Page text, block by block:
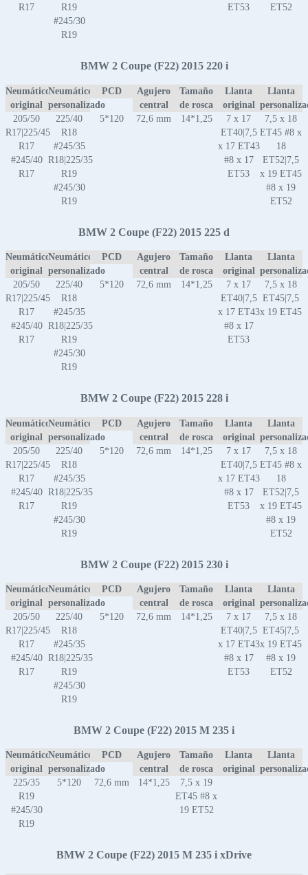
R17
R19
#245/30
R19
ET53
ET52
BMW 2 Coupe (F22) 2015 220 i
Neumático
original
Neumático
personalizado
PCD
Agujero
central
Tamaño
de rosca
Llanta
original
Llanta
205/50
R17|225/45
R17
#245/40
R17
225/40
R18
#245/35
R18|225/35
R19
#245/30
R19
5*120 72,6 mm 14*1,25
7 x 17
ET40|7,5
x 17 ET43
#8 x 17
ET53
7,5 x 18
ET45 #8 x
18
ET52|7,5
x 19 ET45
#8 x 19
ET52
BMW 2 Coupe (F22) 2015 225 d
Neumático
original
Neumático
personalizado
PCD
Agujero
central
Tamaño
de rosca
Llanta
original
Llanta
205/50
R17|225/45
R17
#245/40
R17
225/40
R18
#245/35
R18|225/35
R19
#245/30
R19
5*120 72,6 mm 14*1,25
7 x 17
ET40|7,5
x 17 ET43
#8 x 17
ET53
7,5 x 18
ET45|7,5
x 19 ET45
BMW 2 Coupe (F22) 2015 228 i
Neumático
original
Neumático
personalizado
PCD
Agujero
central
Tamaño
de rosca
Llanta
original
Llanta
205/50
R17|225/45
R17
#245/40
R17
225/40
R18
#245/35
R18|225/35
R19
#245/30
R19
5*120 72,6 mm 14*1,25
7 x 17
ET40|7,5
x 17 ET43
#8 x 17
ET53
7,5 x 18
ET45 #8 x
18
ET52|7,5
x 19 ET45
#8 x 19
ET52
BMW 2 Coupe (F22) 2015 230 i
Neumático
original
Neumático
personalizado
PCD
Agujero
central
Tamaño
de rosca
Llanta
original
Llanta
205/50
R17|225/45
R17
#245/40
R17
225/40
R18
#245/35
R18|225/35
R19
#245/30
R19
5*120 72,6 mm 14*1,25
7 x 17
ET40|7,5
x 17 ET43
#8 x 17
ET53
7,5 x 18
ET45|7,5
x 19 ET45
#8 x 19
ET52
BMW 2 Coupe (F22) 2015 M 235 i
Neumático
original
Neumático
personalizado
PCD
Agujero
central
Tamaño
de rosca
Llanta
original
Llanta
225/35
R19
#245/30
R19
5*120 72,6 mm 14*1,25
7,5 x 19
ET45 #8 x
19 ET52
BMW 2 Coupe (F22) 2015 M 235 i xDrive